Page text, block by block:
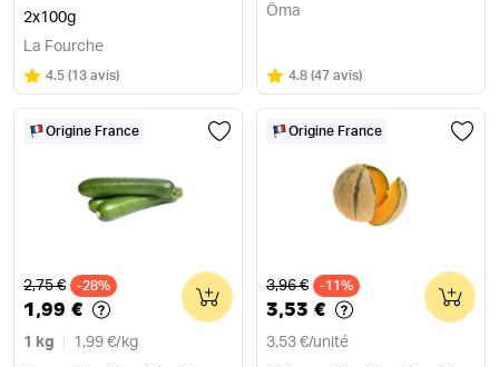
2x100g
La Fourche
Note
4.5 sur 5
(13 avis)
Öma
Note
4.8 sur 5
(47 avis)
Origine France
Ancien prix
2,75 € -28%
1,99 €
1 kg 1,99 €/ kg
0
Origine France
Ancien prix
3,96 € -11%
3,53 €
3,53 €/unité
0